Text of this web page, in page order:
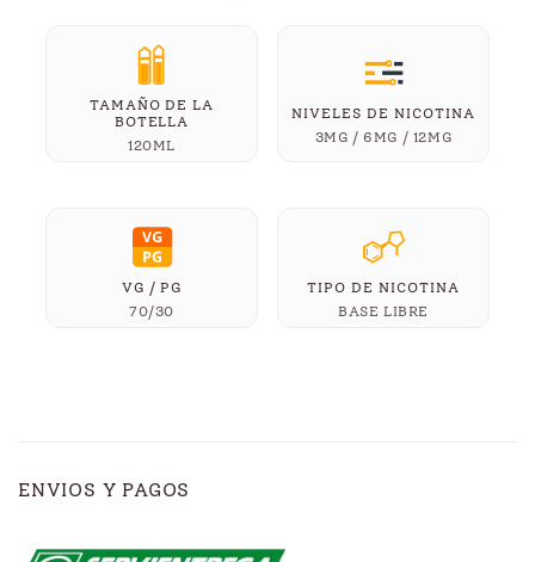
TAMAÑO DE LA
BOTELLA
120ML
NIVELES DE NICOTINA
3MG / 6MG / 12MG
VG / PG
70/30
TIPO DE NICOTINA
BASE LIBRE
ENVIOS Y PAGOS